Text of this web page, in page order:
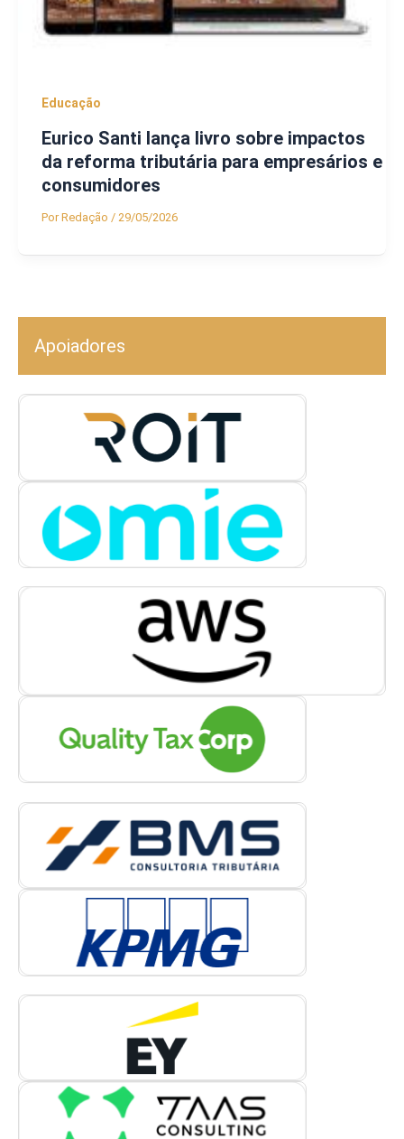
Educação
Eurico Santi lança livro sobre impactos
da reforma tributária para empresários e
consumidores
PorRedação / 29/05/2026
Apoiadores